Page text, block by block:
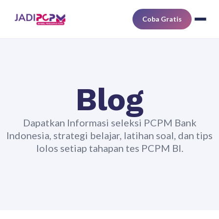
Coba Gratis
Blog
Dapatkan Informasi seleksi PCPM Bank
Indonesia, strategi belajar, latihan soal, dan tips
lolos setiap tahapan tes PCPM BI.